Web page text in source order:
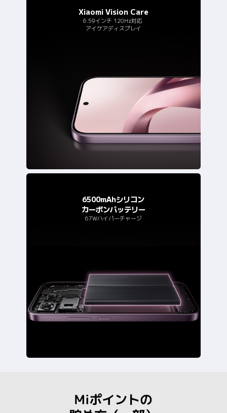
Xiaomi Vision Care
6.59インチ 120Hz対応
アイケアディスプレイ
6500mAhシリコン
カーボンバッテリー
67Wハイパーチャージ